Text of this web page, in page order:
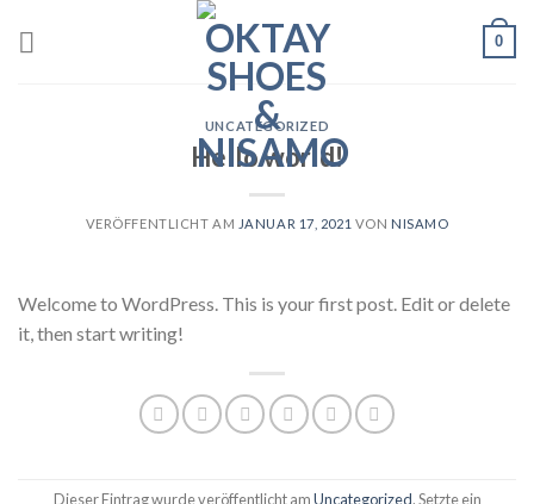
0
UNCATEGORIZED
Hello world!
VERÖFFENTLICHT AM JANUAR 17, 2021 VON NISAMO
Welcome to WordPress. This is your first post. Edit or delete
it, then start writing!
Dieser Eintrag wurde veröffentlicht amUncategorized. Setzte ein